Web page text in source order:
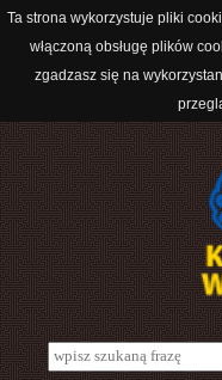
Ta strona wykorzystuje pliki
włączoną obsługę plików
zgadzasz się na